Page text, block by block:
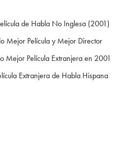
de Habla No Inglesa (2001)
Mejor Película y Mejor Director
Mejor Película Extranjera en 2001
Extranjera de Habla Hispana